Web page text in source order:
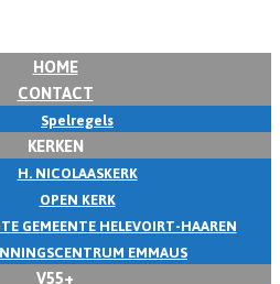
HOME
CONTACT
Spelregels
KERKEN
H. NICOLAASKERK
OPEN KERK
GEMEENTE HELEVOIRT-HAAREN
EMMAUS
V55+